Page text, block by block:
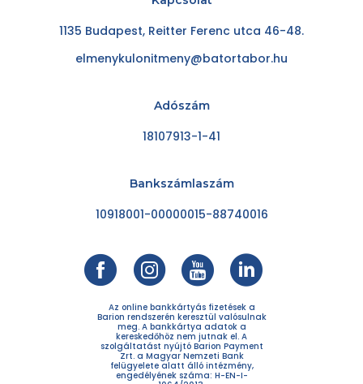
1135 Budapest, Reitter Ferenc utca 46-48.
elmenykulonitmeny@batortabor.hu
Adószám
18107913-1-41
Bankszámlaszám
10918001-00000015-88740016
Az online bankkártyás fizetések a
Barion rendszerén keresztül valósulnak
meg. A bankkártya adatok a
kereskedőhöz nem jutnak el. A
szolgáltatást nyújtó Barion Payment
Zrt. a Magyar Nemzeti Bank
felügyelete alatt álló intézmény,
engedélyének száma: H-EN-I-